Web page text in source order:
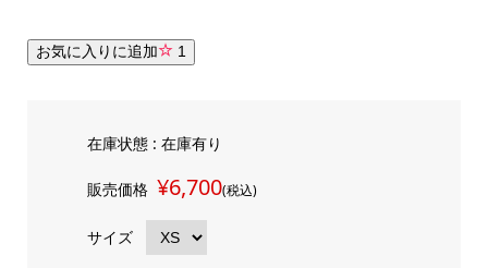
お気に入りに追加 1
在庫状態 : 在庫有り
販売価格 ¥6,700(税込)
サイズ